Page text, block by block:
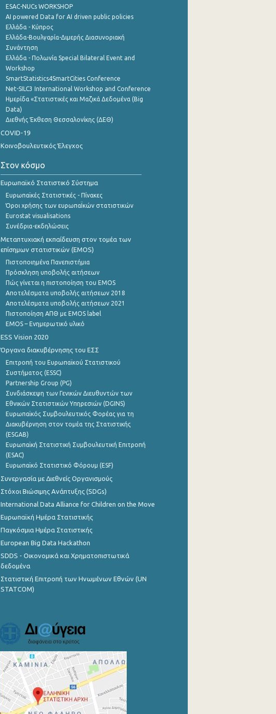
ESAC-NUCs WORKSHOP
AI powered Data for AI driven public policies
Ελλάδα - Κύπρος
Ελλάδα-Βουλγαρία-Διμερής Διασυνοριακή
Συνάντηση
Ελλάδα - Πολωνία Special Bilateral Event and
Workshop
SmartStatistics4SmartCities Conference
Net-SILC3 International Workshop and Conference
Ημερίδα «Στατιστικές και Μαζικά Δεδομένα (Big
Data)
Διεθνής Έκθεση Θεσσαλονίκης (ΔΕΘ)
COVID-19
Κοινοβουλευτικός Έλεγχος
Στον κόσμο
Ευρωπαϊκό Στατιστικό Σύστημα
Ευρωπαϊκές Στατιστικές - Πίνακες
Όροι χρήσης των ευρωπαΪκών στατιστικών
Eurostat visualisations
Συνέδρια-εκδηλώσεις
Μεταπτυχιακή εκπαίδευση στον τομέα των
επίσημων στατιστικών (EMOS)
Πιστοποιημένα Πανεπιστήμια
Πρόσκληση υποβολής αιτήσεων
Πώς γίνεται η πιστοποίηση του EMOS
Αποτελέσματα υποβολής αιτήσεων 2018
Αποτελέσματα υποβολής αιτήσεων 2021
Πιστοποίηση ΑΠΘ με EMOS label
EMOS – Ενημερωτικό υλικό
ESS Vision 2020
Όργανα διακυβέρνησης του ΕΣΣ
Επιτροπή του Ευρωπαϊκού Στατιστικού
Συστήματος (ESSC)
Partnership Group (PG)
Συνδιάσκεψη των Γενικών Διευθυντών των
Εθνικών Στατιστικών Υπηρεσιών (DGINS)
Ευρωπαϊκός Συμβουλευτικός Φορέας για τη
Διακυβέρνηση στον τομέα της Στατιστικής
(ESGAB)
Ευρωπαϊκή Στατιστική Συμβουλευτική Επιτροπή
(ESAC)
Ευρωπαϊκό Στατιστικό Φόρουμ (ESF)
Συνεργασία με Διεθνείς Οργανισμούς
Στόχοι Βιώσιμης Ανάπτυξης (SDGs)
International Data Alliance for Children on the Move
Ευρωπαϊκή Ημέρα Στατιστικής
Παγκόσμια Ημέρα Στατιστικής
European Big Data Hackathon
SDDS - Οικονομικά και Χρηματοπιστωτικά
δεδομένα
Στατιστική Επιτροπή των Ηνωμένων Εθνών (UN
STATCOM)